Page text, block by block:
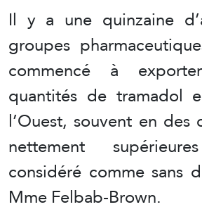
Il y a une quinzaine
groupes
commencé à
quantités de tramadol
l’Ouest, souvent en des
nettement
considéré comme sans
Mme Felbab-Brown.